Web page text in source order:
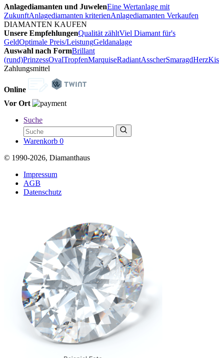
Anlagediamanten und JuwelenEine Wertanlage mit
ZukunftAnlagediamanten kriterienAnlagediamanten Verkaufen
DIAMANTEN KAUFEN
Unsere EmpfehlungenQualität zähltViel Diamant für's
GeldOptimale Preis/LeistungGeldanalage
Auswahl nach FormBrillant
(rund)PrinzessOvalTropfenMarquiseRadiantAsscherSmaragdHerz
Zahlungsmittel
Online
Vor Ort
Suche
Warenkorb 0
© 1990-2026, Diamanthaus
Impressum
AGB
Datenschutz